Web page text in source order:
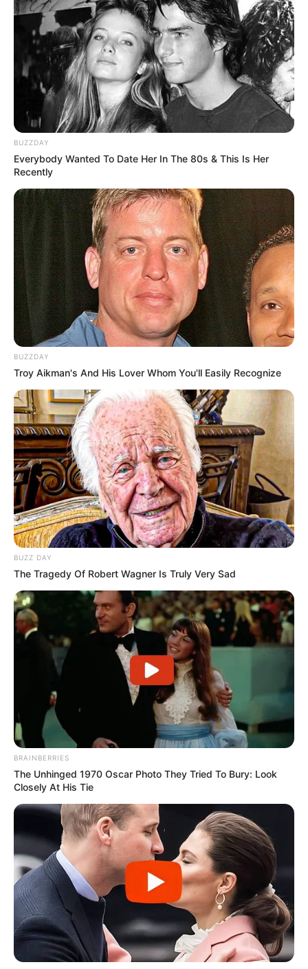
BUZZDAY
Everybody Wanted To Date Her In The 80s & This Is Her
Recently
BUZZDAY
Troy Aikman's And His Lover Whom You'll Easily Recognize
BUZZ DAY
The Tragedy Of Robert Wagner Is Truly Very Sad
BRAINBERRIES
The Unhinged 1970 Oscar Photo They Tried To Bury: Look
Closely At His Tie